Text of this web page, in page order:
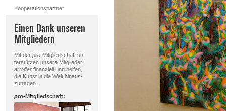
Kooperationspartner
Einen Dank unseren
Mitgliedern
Mit der pro-Mitgliedschaft un-
terstützen unsere Mitglieder
artofferfinanziell und helfen,
die Kunst in die Welt hinaus-
zutragen.
pro-Mitgliedschaft: